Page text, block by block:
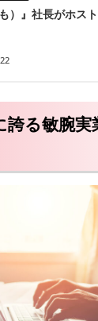
）』社長がホス
誇る敏腕